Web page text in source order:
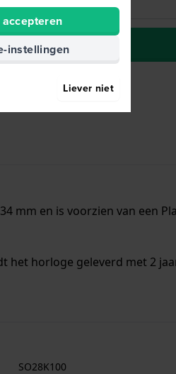
wenslijst
mm en is voorzien van een
het horloge geleverd met 2
SO28K100
instellingen
Liever niet